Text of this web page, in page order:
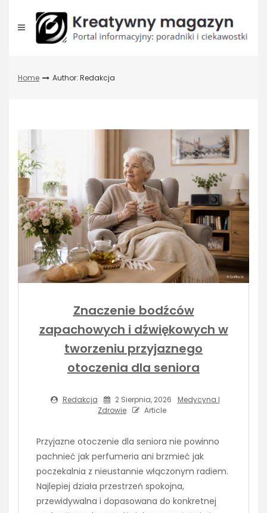
content
Home Author: Redakcja
Znaczenie bodźców
zapachowych i dźwiękowych w
tworzeniu przyjaznego
otoczenia dla seniora
Redakcja 2 Sierpnia, 2026
Medycyna I
Zdrowie
Article
Przyjazne otoczenie dla seniora nie powinno
pachnieć jak perfumeria ani brzmieć jak
poczekalnia z nieustannie włączonym radiem.
Najlepiej działa przestrzeń spokojna,
przewidywalna i dopasowana do konkretnej